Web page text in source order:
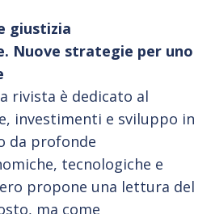
giustizia
Nuove strategie per uno
rivista è dedicato al
investimenti e sviluppo in
da profonde
tecnologiche e
propone una lettura del
ma come